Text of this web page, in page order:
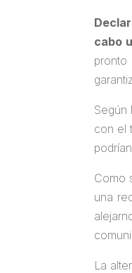
cabo
pronto
Según
con el
Como
una
La